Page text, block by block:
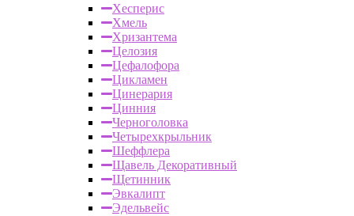
Хесперис
Хмель
Хризантема
Целозия
Цефалофора
Цикламен
Цинерария
Цинния
Черноголовка
Четырехкрыльник
Шеффлера
Щавель Декоративный
Щетинник
Эвкалипт
Эдельвейс